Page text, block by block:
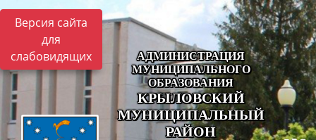
Версия сайта
для
слабовидящих
АДМИНИСТРАЦИЯ
МУНИЦИПАЛЬНОГО
ОБРАЗОВАНИЯ
КРЫЛОВСКИЙ
МУНИЦИПАЛЬНЫЙ
РАЙОН